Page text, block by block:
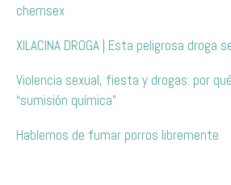
chemsex
XILACINA DROGA | Esta peligrosa droga
Violencia sexual, fiesta y drogas: por
“sumisión química”
Hablemos de fumar porros libremente